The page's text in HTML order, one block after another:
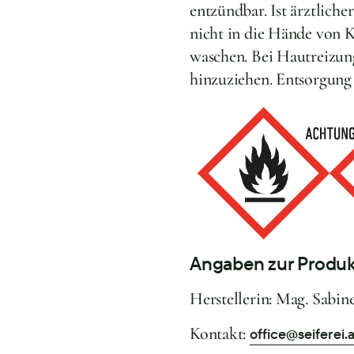
entzündbar. Ist
nicht in die Hände von
waschen. Bei
hinzuziehen.
Angaben zur
Herstellerin: Mag.
Kontakt: